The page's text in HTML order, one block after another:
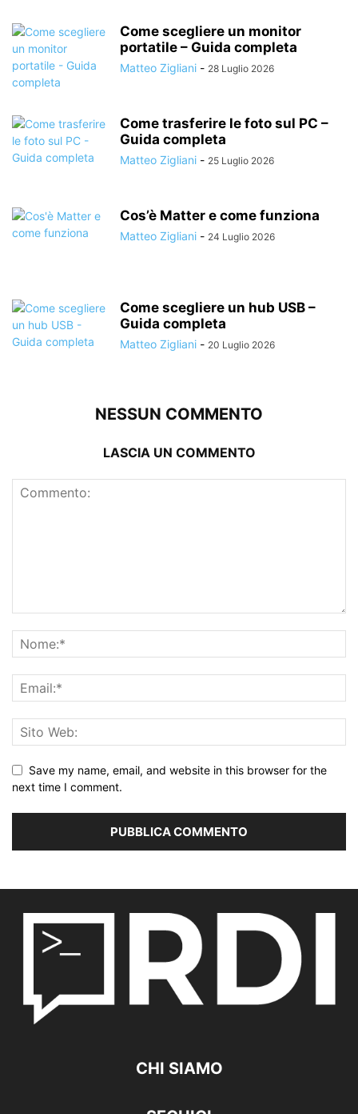
Come scegliere un monitor
portatile – Guida completa
Matteo Zigliani - 28 Luglio 2026
Come trasferire le foto sul PC –
Guida completa
Matteo Zigliani - 25 Luglio 2026
Cos’è Matter e come funziona
Matteo Zigliani - 24 Luglio 2026
Come scegliere un hub USB –
Guida completa
Matteo Zigliani - 20 Luglio 2026
NESSUN COMMENTO
LASCIA UN COMMENTO
Save my name, email, and website in this browser for the
next time I comment.
CHI SIAMO